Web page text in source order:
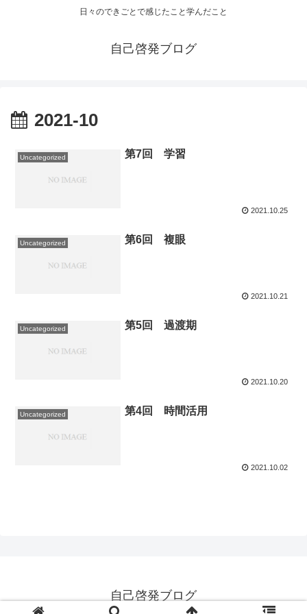
日々のできごとで感じたこと学んだこと
自己啓発ブログ
2021-10
Uncategorized 第7回 学習
2021.10.25
Uncategorized 第6回 複眼
2021.10.21
Uncategorized 第5回 過渡期
2021.10.20
Uncategorized 第4回 時間活用
2021.10.02
自己啓発ブログ